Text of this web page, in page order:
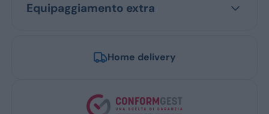
Equipaggiamento extra
Home delivery